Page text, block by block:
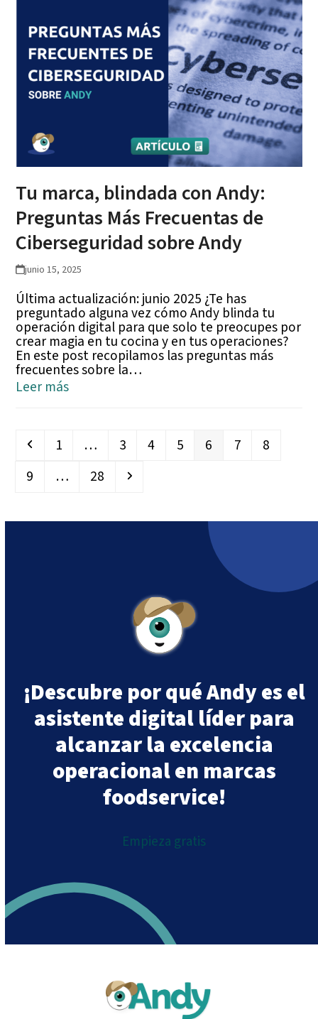
Tu marca, blindada con Andy:
Preguntas Más Frecuentas de
Ciberseguridad sobre Andy
junio 15, 2025
Última actualización: junio 2025 ¿Te has
preguntado alguna vez cómo Andy blinda tu
operación digital para que solo te preocupes por
crear magia en tu cocina y en tus operaciones?
En este post recopilamos las preguntas más
frecuentes sobre la…
Leer más
Anterior
Page
1 … Page
3 Page
4 Page
5 Page
6 Page
7 Page
8
Page
9 … Page
28 Siguiente
¡Descubre por qué Andy es el
asistente digital líder para
alcanzar la excelencia
operacional en marcas
foodservice!
Empieza gratis